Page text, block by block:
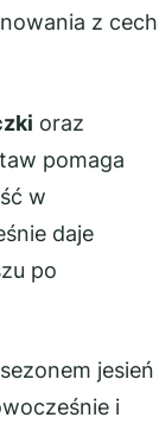
z cech
oraz
pomaga
w
daje
po
jesień
i